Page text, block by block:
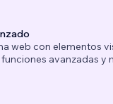
web con elementos
avanzadas y